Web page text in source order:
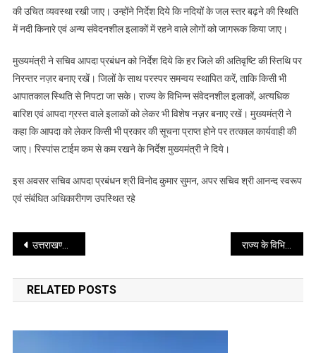
स्तिथि
निरन्तर
नज़र
बनाए
रखें
की उचित व्यवस्था रखी जाए। उन्होंने निर्देश दिये कि नदियों के जल स्तर बढ़ने की स्थिति
में नदी किनारे एवं अन्य संवेदनशील इलाकों में रहने वाले लोगों को जागरूक किया जाए।
मुख्यमंत्री ने सचिव आपदा प्रबंधन को निर्देश दिये कि हर जिले की अतिवृष्टि की स्तिथि पर
निरन्तर नज़र बनाए रखें। जिलों के साथ परस्पर समन्वय स्थापित करें, ताकि किसी भी
आपातकाल स्थिति से निपटा जा सके। राज्य के विभिन्न संवेदनशील इलाकों, अत्यधिक
बारिश एवं आपदा ग्रस्त वाले इलाकों को लेकर भी विशेष नज़र बनाए रखें। मुख्यमंत्री ने
कहा कि आपदा को लेकर किसी भी प्रकार की सूचना प्राप्त होने पर तत्काल कार्यवाही की
जाए। रिस्पांस टाईम कम से कम रखने के निर्देश मुख्यमंत्री ने दिये।
इस अवसर सचिव आपदा प्रबंधन श्री विनोद कुमार सुमन, अपर सचिव श्री आनन्द स्वरूप
एवं संबंधित अधिकारीगण उपस्थित रहे
Post
navigation
उत्तराखण्ड व्हीलचेयर क्रिकेट टीम ने इंडियन व्हीलचेयर प्रीमियर लीग जीतकर प्रदेश का नाम रोशन किया है: राज्यपाल राज्य के विभिन्न क्षेत्रों में गैप फीलिंग का कार्य करेगा टाटा ट्रस्ट
RELATED POSTS